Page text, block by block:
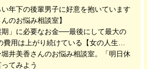
年下の後輩男子に好意を抱いています
んのお悩み相談室】
期」に必要なお金──最後にして最大の
費用は上がり続けている【女の人生、
井美香さんのお悩み相談室。「明日休
てみよう